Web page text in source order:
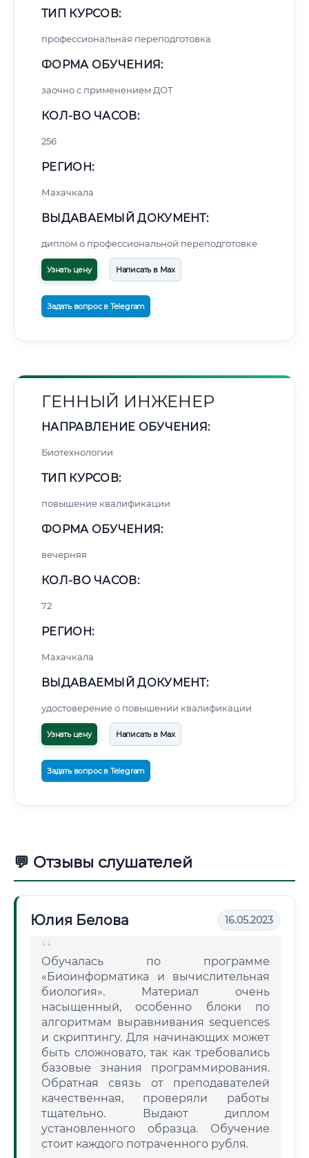
ТИП КУРСОВ:
профессиональная переподготовка
ФОРМА ОБУЧЕНИЯ:
заочно с применением ДОТ
КОЛ-ВО ЧАСОВ:
256
РЕГИОН:
Махачкала
ВЫДАВАЕМЫЙ ДОКУМЕНТ:
диплом о профессиональной переподготовке
Узнать цену Написать в Max
Задать вопрос в Telegram
ГЕННЫЙ ИНЖЕНЕР
НАПРАВЛЕНИЕ ОБУЧЕНИЯ:
Биотехнологии
ТИП КУРСОВ:
повышение квалификации
ФОРМА ОБУЧЕНИЯ:
вечерняя
КОЛ-ВО ЧАСОВ:
72
РЕГИОН:
Махачкала
ВЫДАВАЕМЫЙ ДОКУМЕНТ:
удостоверение о повышении квалификации
Узнать цену Написать в Max
Задать вопрос в Telegram
💬 Отзывы слушателей
Юлия Белова 16.05.2023
Обучалась по программе
«Биоинформатика и вычислительная
биология». Материал очень
насыщенный, особенно блоки по
алгоритмам выравнивания sequences
и скриптингу. Для начинающих может
быть сложновато, так как требовались
базовые знания программирования.
Обратная связь от преподавателей
качественная, проверяли работы
тщательно. Выдают диплом
установленного образца. Обучение
стоит каждого потраченного рубля.